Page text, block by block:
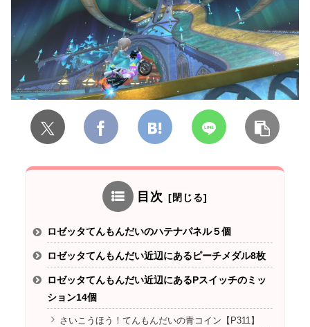
目次
ロゼッタてんもんだいのハテナパネル５個
ロゼッタてんもんだい近辺にあるピーチメダル8枚
ロゼッタてんもんだい近辺にあるPスイッチのミッ
ション14個
さいこうほう！てんもんだいの青コイン【P311】